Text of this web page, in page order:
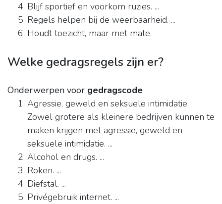
Blijf sportief en voorkom ruzies. ...
Regels helpen bij de weerbaarheid. ...
Houdt toezicht, maar met mate.
Welke gedragsregels zijn er?
Onderwerpen voor gedragscode
Agressie, geweld en seksuele intimidatie.
Zowel grotere als kleinere bedrijven kunnen te
maken krijgen met agressie, geweld en
seksuele intimidatie. ...
Alcohol en drugs. ...
Roken. ...
Diefstal. ...
Privégebruik internet. ...